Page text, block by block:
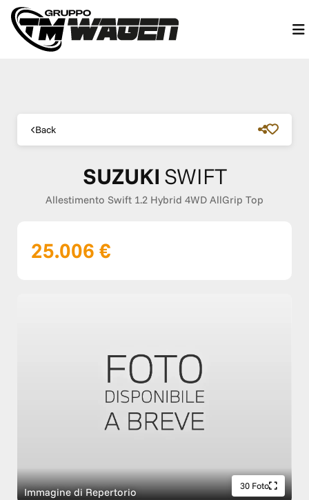
Back
SUZUKI SWIFT
Allestimento Swift 1.2 Hybrid 4WD AllGrip Top
25.006 €
Immagine di Repertorio 30 Foto